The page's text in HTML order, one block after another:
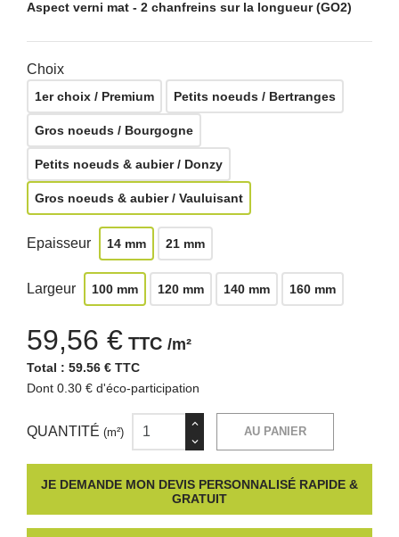
Aspect verni mat - 2 chanfreins sur la longueur (GO2)
Choix
1er choix / Premium Petits noeuds / Bertranges
Gros noeuds / Bourgogne
Petits noeuds & aubier / Donzy
Gros noeuds & aubier / Vauluisant
Epaisseur 14 mm 21 mm
Largeur 100 mm 120 mm 140 mm 160 mm
59,56 € TTC /m²
Total : 59.56 € TTC
Dont 0.30 € d'éco-participation
QUANTITÉ (m²) AU PANIER
JE DEMANDE MON DEVIS PERSONNALISÉ RAPIDE &
GRATUIT